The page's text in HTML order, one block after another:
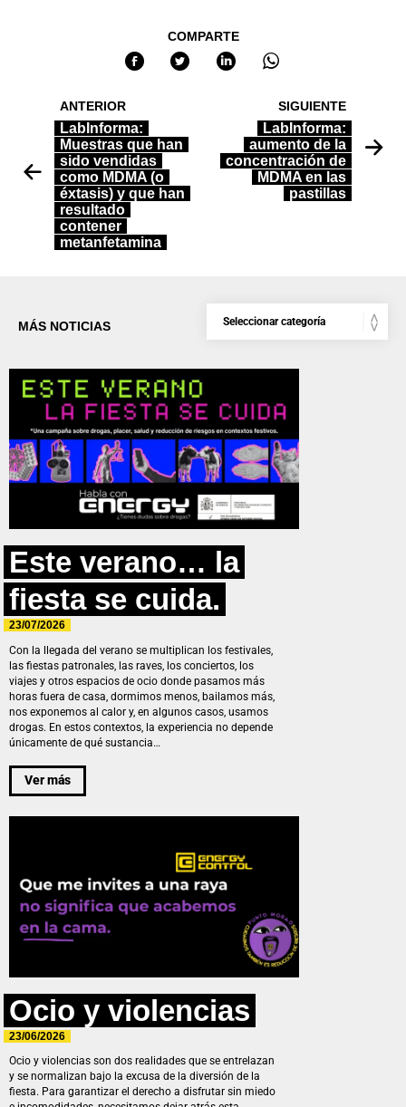
ANTERIOR
LabInforma:
Muestras que han
sido vendidas
como MDMA (o
éxtasis) y que han
resultado
contener
metanfetamina
COMPARTE
SIGUIENTE
LabInforma:
aumento de la
concentración de
MDMA en las
pastillas
MÁS NOTICIAS
Este verano… la
fiesta se cuida.
23/07/2026
Con la llegada del verano se multiplican los festivales,
las fiestas patronales, las raves, los conciertos, los
viajes y otros espacios de ocio donde pasamos más
horas fuera de casa, dormimos menos, bailamos más,
nos exponemos al calor y, en algunos casos, usamos
drogas. En estos contextos, la experiencia no depende
únicamente de qué sustancia…
Ver más
Ocio y violencias
23/06/2026
Ocio y violencias son dos realidades que se entrelazan
y se normalizan bajo la excusa de la diversión de la
fiesta. Para garantizar el derecho a disfrutar sin miedo